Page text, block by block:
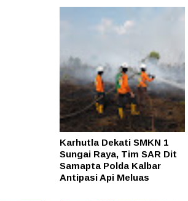
Karhutla Dekati SMKN 1
Sungai Raya, Tim SAR Dit
Samapta Polda Kalbar
Antipasi Api Meluas